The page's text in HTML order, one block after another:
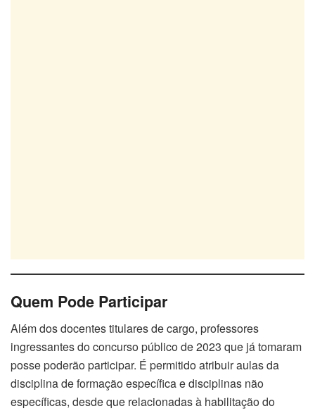
Quem Pode Participar
Além dos docentes titulares de cargo, professores
ingressantes do concurso público de 2023 que já tomaram
posse poderão participar. É permitido atribuir aulas da
disciplina de formação específica e disciplinas não
específicas, desde que relacionadas à habilitação do